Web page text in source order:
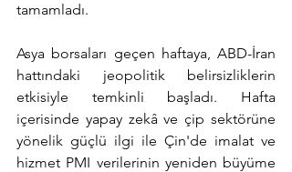
tamamladı.
Asya borsaları geçen haftaya, ABD-İran
hattındaki jeopolitik belirsizliklerin
etkisiyle temkinli başladı. Hafta
içerisinde yapay zekâ ve çip sektörüne
yönelik güçlü ilgi ile Çin'de imalat ve
hizmet PMI verilerinin yeniden büyüme